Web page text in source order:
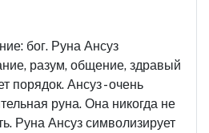
бог. Руна Ансуз
разум, общение, здравый
порядок. Ансуз - очень
руна. Она никогда не
Руна Ансуз символизирует